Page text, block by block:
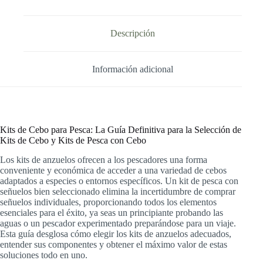
Descripción
Información adicional
Kits de Cebo para Pesca: La Guía Definitiva para la Selección de
Kits de Cebo y Kits de Pesca con Cebo
Los kits de anzuelos ofrecen a los pescadores una forma
conveniente y económica de acceder a una variedad de cebos
adaptados a especies o entornos específicos. Un kit de pesca con
señuelos bien seleccionado elimina la incertidumbre de comprar
señuelos individuales, proporcionando todos los elementos
esenciales para el éxito, ya seas un principiante probando las
aguas o un pescador experimentado preparándose para un viaje.
Esta guía desglosa cómo elegir los kits de anzuelos adecuados,
entender sus componentes y obtener el máximo valor de estas
soluciones todo en uno.